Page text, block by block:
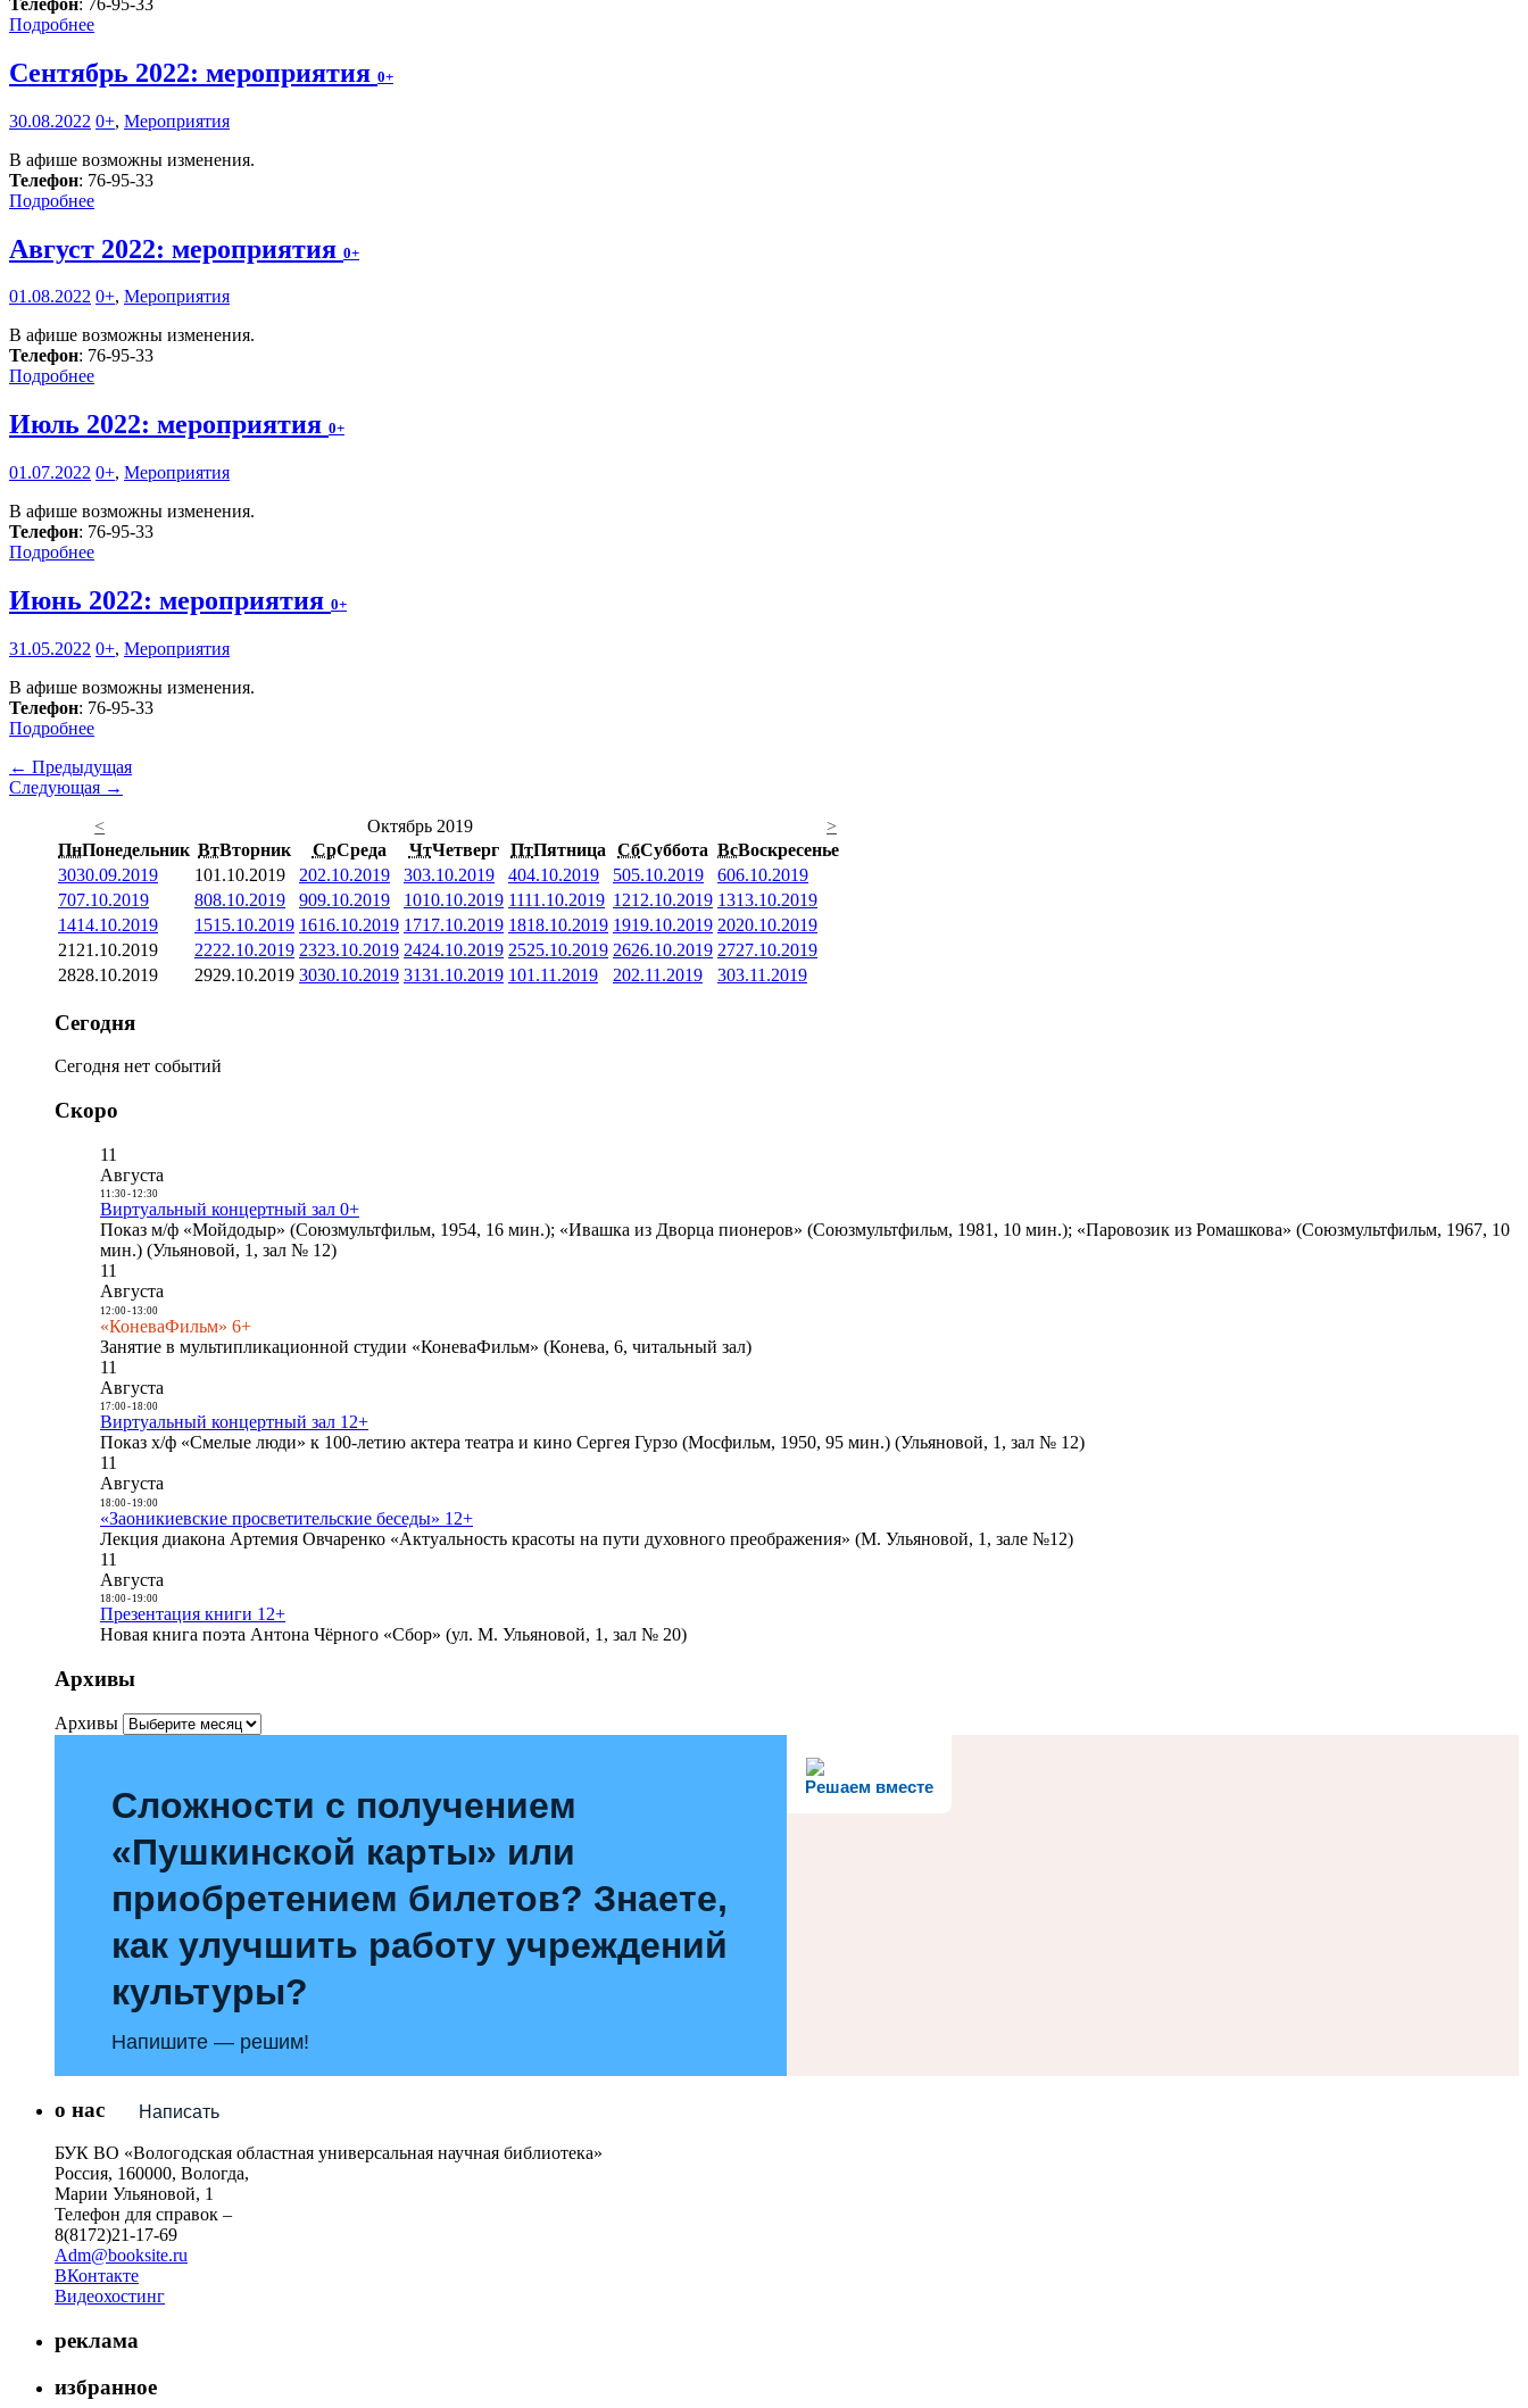
Подробнее
Сентябрь 2022: мероприятия 0+
30.08.2022 0+, Мероприятия
В афише возможны изменения.
Телефон: 76-95-33
Подробнее
Август 2022: мероприятия 0+
01.08.2022 0+, Мероприятия
В афише возможны изменения.
Телефон: 76-95-33
Подробнее
Июль 2022: мероприятия 0+
01.07.2022 0+, Мероприятия
В афише возможны изменения.
Телефон: 76-95-33
Подробнее
Июнь 2022: мероприятия 0+
31.05.2022 0+, Мероприятия
В афише возможны изменения.
Телефон: 76-95-33
Подробнее
← Предыдущая
Следующая →
<
Октябрь 2019
>
ПнПонедельник ВтВторник СрСреда ЧтЧетверг ПтПятница СбСуббота ВсВоскресенье
3030.09.2019 101.10.2019 202.10.2019 303.10.2019 404.10.2019 505.10.2019 606.10.2019
707.10.2019 808.10.2019 909.10.2019 1010.10.2019 1111.10.2019 1212.10.2019 1313.10.2019
1414.10.2019 1515.10.2019 1616.10.2019 1717.10.2019 1818.10.2019 1919.10.2019 2020.10.2019
21 21.10.2019 2222.10.2019 2323.10.2019 2424.10.2019 2525.10.2019 2626.10.2019 2727.10.2019
2828.10.2019 2929.10.2019 3030.10.2019 3131.10.2019 101.11.2019 202.11.2019 303.11.2019
Сегодня
Сегодня нет событий
Скоро
11
Августа
11:30- 12:30
Виртуальный концертный зал 0+
Показ м/ф «Мойдодыр» (Союзмультфильм, 1954, 16 мин.); «Ивашка из Дворца пионеров» (Союзмультфильм, 1981, 10 мин.); «Паровозик из Ромашкова» (Союзмультфильм, 1967, 10
мин.) (Ульяновой, 1, зал № 12)
11
Августа
12:00- 13:00
«КоневаФильм» 6+
Занятие в мультипликационной студии «КоневаФильм» (Конева, 6, читальный зал)
11
Августа
17:00- 18:00
Виртуальный концертный зал 12+
Показ х/ф «Смелые люди» к 100-летию актера театра и кино Сергея Гурзо (Мосфильм, 1950, 95 мин.) (Ульяновой, 1, зал № 12)
11
Августа
18:00- 19:00
«Заоникиевские просветительские беседы» 12+
Лекция диакона Артемия Овчаренко «Актуальность красоты на пути духовного преображения» (М. Ульяновой, 1, зале №12)
11
Августа
18:00- 19:00
Презентация книги 12+
Новая книга поэта Антона Чёрного «Сбор» (ул. М. Ульяновой, 1, зал № 20)
Архивы
Архивы
Решаем вместе
Сложности с получением
«Пушкинской карты» или
приобретением билетов? Знаете,
как улучшить работу учреждений
культуры?
Напишите — решим!
Написать
о нас
БУК ВО «Вологодская областная универсальная научная библиотека»
Россия, 160000, Вологда,
Марии Ульяновой, 1
Телефон для справок –
8(8172)21-17-69
Adm@booksite.ru
ВКонтакте
Видеохостинг
реклама
избранное